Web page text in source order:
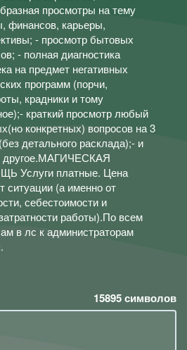
просмотры на тему
финансов, карьеры,
- просмотр бытовых
- полная диагностика
на предмет негативных
программ (порчи,
крадники и тому
краткий просмотр любый
конкретных) вопросов на 3
детального расклада);- и
другое.МАГИЧЕСКАЯ
Услуги платные. Цена
ситуации (а именно от
себестоимости и
работы).По всем
в лс к администраторам
15895символов